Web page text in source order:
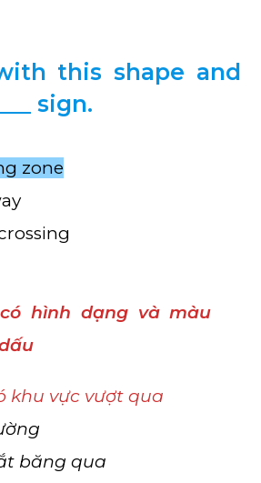
this shape and
sign.
zone
hình dạng và màu
khu vực vượt qua
băng qua